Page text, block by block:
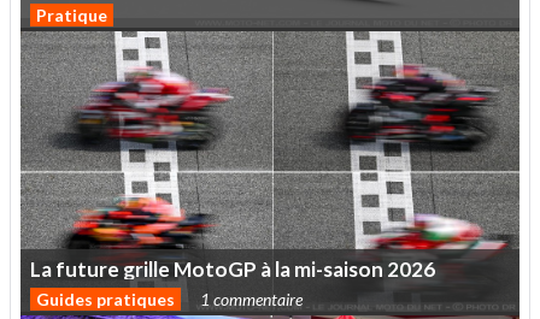
Pratique
Lafuturegrille MotoGP àlami-saison 2026
Guides pratiques 1 commentaire